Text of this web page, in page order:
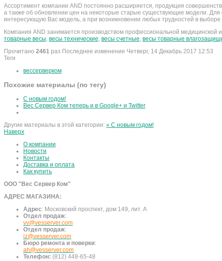
Ассортимент компании AND постоянно расширяется, продукция
а также об обновлении цен на некоторые старые существующие модели.
интересующую Вас модель, а при возникновении любых трудностей в
Компания AND занимается производством профессиональной
товарные весы, весы технические, весы счетные, весы товарные
Прочитано 2461 раз Последнее изменение Четверг, 14 Декабрь 2017 12:53
Теги
вессерверком
Похожие материалы (по тегу)
С новым годом!
Вес Сервер Ком теперь и в Google+ и Twitter
Другие материалы в этой категории: « С новым годом!
Наверх
О компании
Новости
Контакты
Доставка и оплата
Как купить
ООО "Вес Сервер Ком"
АДРЕС МАГАЗИНА:
Адрес: Московский проспект, дом 149, лит. А
Отдел продаж:
vv@vesserver.com
Отдел продаж:
iz@vesserver.com
Бюро ремонта и поверки:
ah@vesserver.com
Телефон: (812) 448-65-48